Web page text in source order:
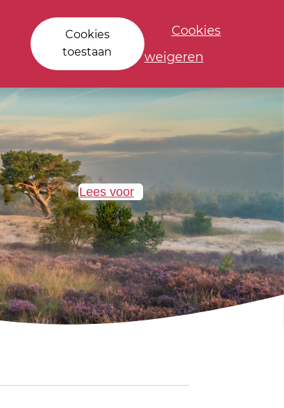
Cookies
toestaan
Cookies
weigeren
Lees voor